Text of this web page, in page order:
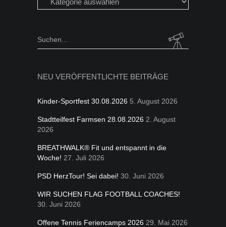
in
Kategorien
Search
NEU VERÖFFENTLICHTE BEITRÄGE
Kinder-Sportfest 30.08.2026 5. August 2026
Stadtteilfest Farmsen 28.08.2026 2. August
2026
BREATHWALK® Fit und entspannt in die
Woche! 27. Juli 2026
PSD HerzTour! Sei dabei! 30. Juni 2026
WIR SUCHEN FLAG FOOTBALL COACHES!
30. Juni 2026
Offene Tennis Feriencamps 2026 29. Mai 2026